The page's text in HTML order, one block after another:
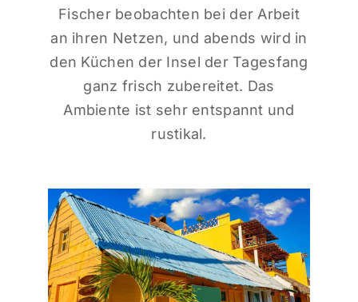
Fischer beobachten bei der Arbeit
an ihren Netzen, und abends wird in
den Küchen der Insel der Tagesfang
ganz frisch zubereitet. Das
Ambiente ist sehr entspannt und
rustikal.